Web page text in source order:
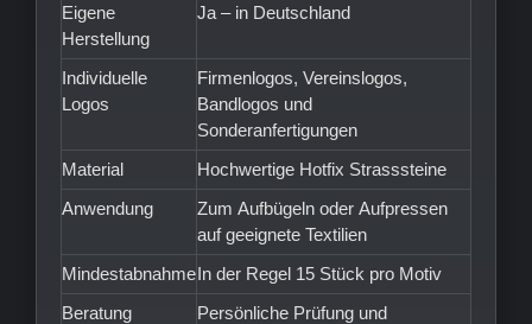
Eigene
Herstellung
Ja – in Deutschland
Individuelle
Logos
Firmenlogos, Vereinslogos,
Bandlogos und
Sonderanfertigungen
Material
Hochwertige Hotfix Strasssteine
Anwendung
Zum Aufbügeln oder Aufpressen
auf geeignete Textilien
MindestabnahmeIn der Regel 15 Stück pro Motiv
Beratung
Persönliche Prüfung und